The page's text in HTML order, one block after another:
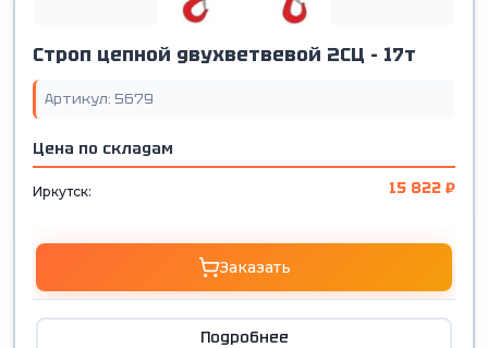
Строп цепной двухветвевой 2СЦ - 17т
Артикул: 5679
Цена по складам
Иркутск: 15 822 ₽
Заказать
Подробнее